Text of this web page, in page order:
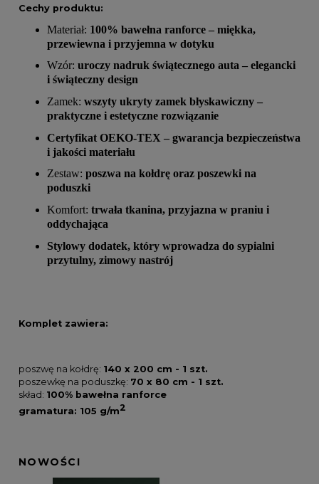
Cechy produktu:
Materiał: 100% bawełna ranforce – miękka,
przewiewna i przyjemna w dotyku
Wzór: uroczy nadruk świątecznego auta – elegancki
i świąteczny design
Zamek: wszyty ukryty zamek błyskawiczny –
praktyczne i estetyczne rozwiązanie
Certyfikat OEKO-TEX – gwarancja bezpieczeństwa
i jakości materiału
Zestaw: poszwa na kołdrę oraz poszewki na
poduszki
Komfort: trwała tkanina, przyjazna w praniu i
oddychająca
Stylowy dodatek, który wprowadza do sypialni
przytulny, zimowy nastrój
Komplet zawiera:
poszwę na kołdrę: 140 x 200 cm - 1 szt.
poszewkę na poduszkę: 70 x 80 cm - 1 szt.
skład: 100% bawełna ranforce
gramatura: 105 g/m2
NOWOŚCI